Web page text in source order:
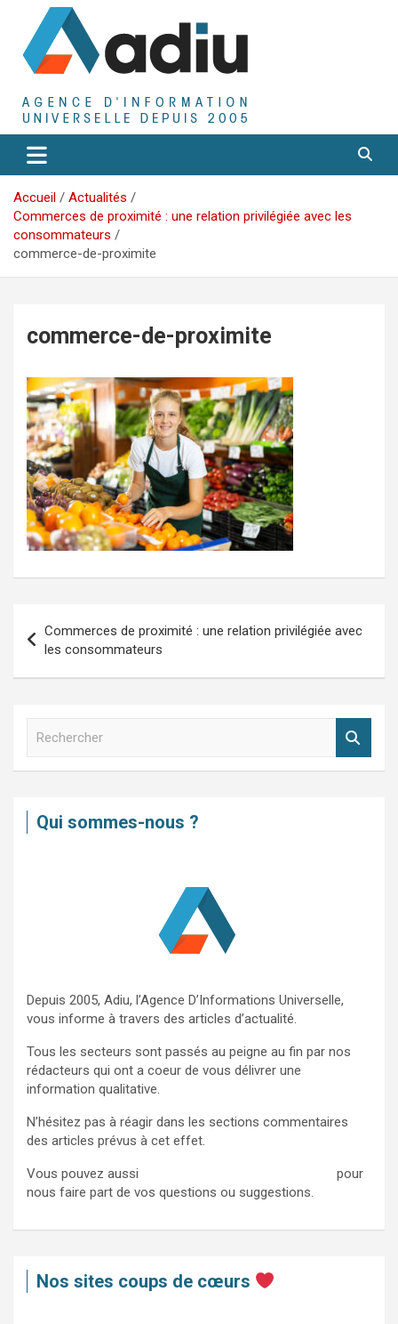
contenu
Adiu
Agence D'Informations Universelle
Accueil
Actualités
Commerces de proximité : une relation privilégiée avec les
consommateurs
commerce-de-proximite
commerce-de-proximite
de
l’article
Commerces de proximité : une relation privilégiée avec
les consommateurs
c
Qui sommes-nous ?
Depuis 2005, Adiu, l’Agence D’Informations Universelle,
vous informe à travers des articles d’actualité.
Tous les secteurs sont passés au peigne au fin par nos
rédacteurs qui ont a coeur de vous délivrer une
information qualitative.
N’hésitez pas à réagir dans les sections commentaires
des articles prévus à cet effet.
Vous pouvez aussi
pour
nous faire part de vos questions ou suggestions.
Nos sites coups de cœurs